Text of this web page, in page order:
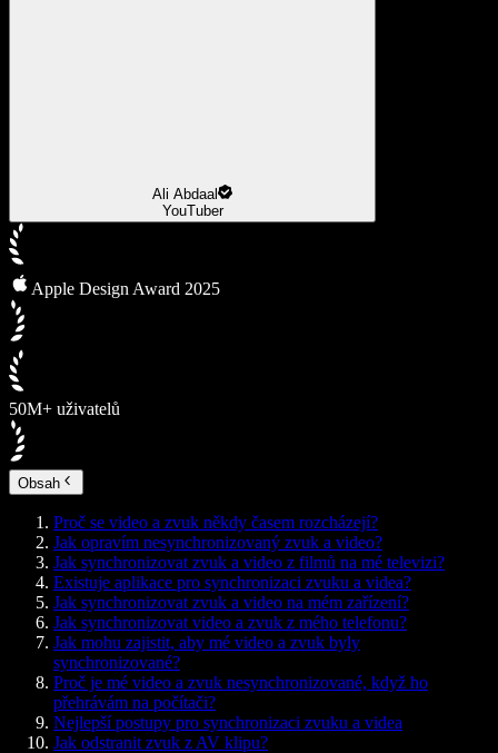
Ali Abdaal
YouTuber
Apple Design Award 2025
50M+ uživatelů
Obsah
Proč se video a zvuk někdy časem rozcházejí?
Jak opravím nesynchronizovaný zvuk a video?
Jak synchronizovat zvuk a video z filmů na mé televizi?
Existuje aplikace pro synchronizaci zvuku a videa?
Jak synchronizovat zvuk a video na mém zařízení?
Jak synchronizovat video a zvuk z mého telefonu?
Jak mohu zajistit, aby mé video a zvuk byly
synchronizované?
Proč je mé video a zvuk nesynchronizované, když ho
přehrávám na počítači?
Nejlepší postupy pro synchronizaci zvuku a videa
Jak odstranit zvuk z AV klipu?